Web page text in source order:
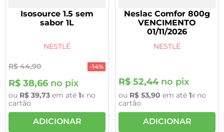
Isosource 1.5 sem
sabor 1L
NESTLÉ
R$ 44,90 -14%
R$ 38,66 no pix
ou R$ 39,73 em até 1x no
cartão
ADICIONAR
Neslac Comfor 800g
VENCIMENTO
01/11/2026
NESTLÉ
R$ 52,44no pix
ou R$ 53,90 em até 1x no
cartão
ADICIONAR